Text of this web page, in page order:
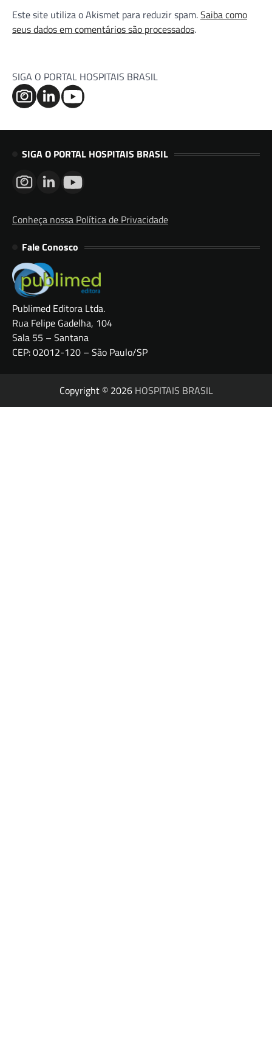
Este site utiliza o Akismet para reduzir spam.Saiba como
seus dados em comentários são processados.
SIGA O PORTAL HOSPITAIS BRASIL
SIGA O PORTAL HOSPITAIS BRASIL
Conheça nossa Política de Privacidade
Fale Conosco
Publimed Editora Ltda.
Rua Felipe Gadelha, 104
Sala 55 – Santana
CEP: 02012-120 – São Paulo/SP
Copyright © 2026 HOSPITAIS BRASIL